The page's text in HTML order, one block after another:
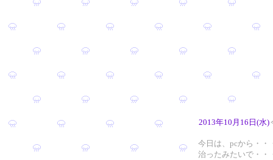
2013年10月16日(水)
今日は、pcから・・
治ったみたいで・・